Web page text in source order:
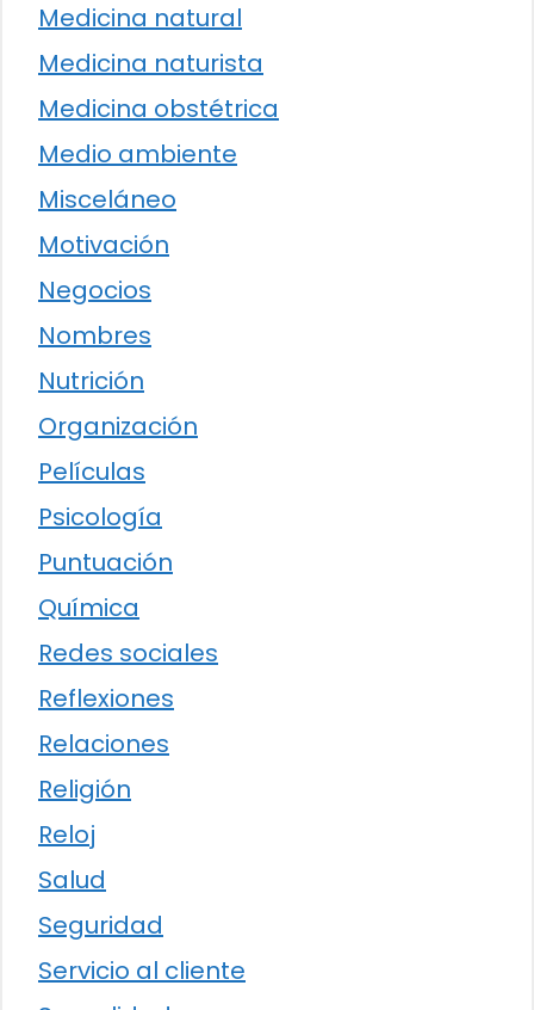
Medicina natural
Medicina naturista
Medicina obstétrica
Medio ambiente
Misceláneo
Motivación
Negocios
Nombres
Nutrición
Organización
Películas
Psicología
Puntuación
Química
Redes sociales
Reflexiones
Relaciones
Religión
Reloj
Salud
Seguridad
Servicio al cliente